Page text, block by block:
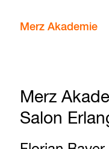
Merz Akademie
Merz
Salon